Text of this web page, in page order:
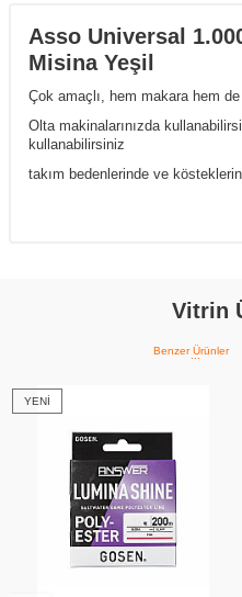
Asso Universal
Misina Yeşil
Çok amaçlı, hem makara hem
Olta makinalarınızda
kullanabilirsiniz
takım bedenlerinde ve
Vitrin
Benzer Ürünler
YENI